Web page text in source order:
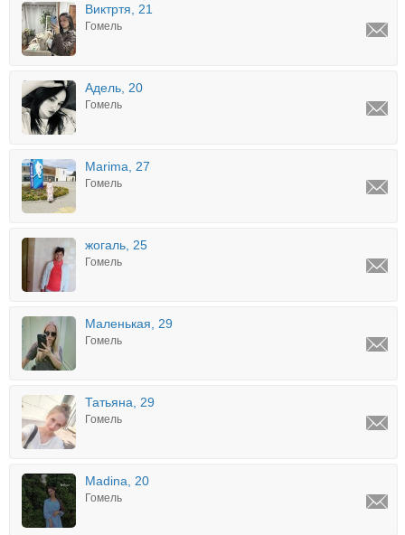
Виктртя, 21
Гомель
Адель, 20
Гомель
Marima, 27
Гомель
жогаль, 25
Гомель
Маленькая, 29
Гомель
Татьяна, 29
Гомель
Madina, 20
Гомель